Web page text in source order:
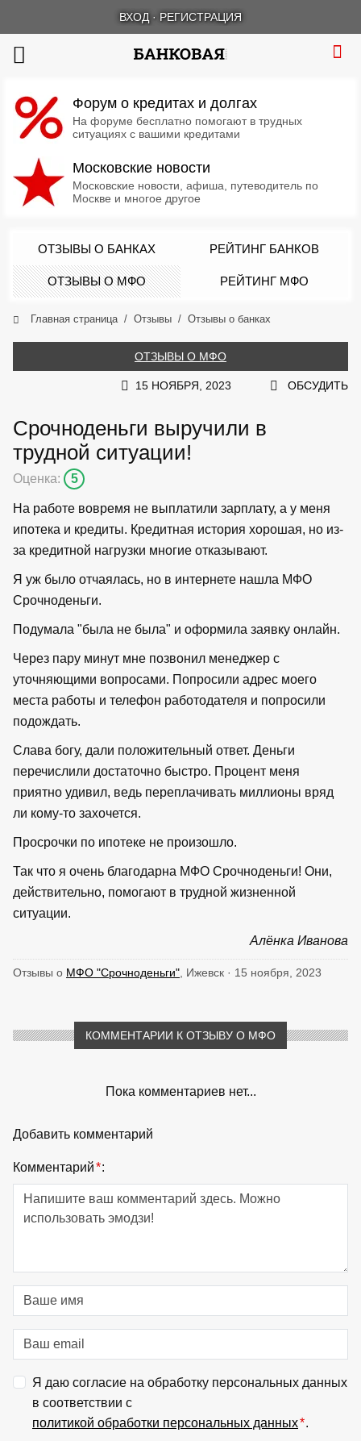
ВХОД · РЕГИСТРАЦИЯ
Форум о кредитах и долгах
На форуме бесплатно помогают в трудных
ситуациях с вашими кредитами
Московские новости
Московские новости, афиша, путеводитель по
Москве и многое другое
ОТЗЫВЫ О БАНКАХ РЕЙТИНГ БАНКОВ
ОТЗЫВЫ О МФО РЕЙТИНГ МФО
Главная страница Отзывы Отзывы о банках
ОТЗЫВЫ О МФО
15 НОЯБРЯ, 2023 ОБСУДИТЬ
Срочноденьги выручили в
трудной ситуации!
Оценка: 5
На работе вовремя не выплатили зарплату, а у меня
ипотека и кредиты. Кредитная история хорошая, но из-
за кредитной нагрузки многие отказывают.
Я уж было отчаялась, но в интернете нашла МФО
Срочноденьги.
Подумала "была не была" и оформила заявку онлайн.
Через пару минут мне позвонил менеджер с
уточняющими вопросами. Попросили адрес моего
места работы и телефон работодателя и попросили
подождать.
Слава богу, дали положительный ответ. Деньги
перечислили достаточно быстро. Процент меня
приятно удивил, ведь переплачивать миллионы вряд
ли кому-то захочется.
Просрочки по ипотеке не произошло.
Так что я очень благодарна МФО Срочноденьги! Они,
действительно, помогают в трудной жизненной
ситуации.
Алёнка Иванова
Отзывы о МФО "Срочноденьги" , Ижевск · 15 ноября, 2023
КОММЕНТАРИИ К ОТЗЫВУ О МФО
Пока комментариев нет...
Добавить комментарий
Комментарий*:
Я даю согласие на обработку персональных данных
в соответствии с
политикой обработки персональных данных*.